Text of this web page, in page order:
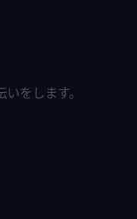
をします。